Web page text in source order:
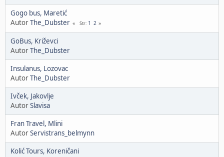
Gogo bus, Maretić
AutorThe_Dubster Str 1 2
GoBus, Križevci
AutorThe_Dubster
Insulanus, Lozovac
AutorThe_Dubster
Ivček, Jakovlje
AutorSlavisa
Fran Travel, Mlini
AutorServistrans_belmynn
Kolić Tours, Koreničani